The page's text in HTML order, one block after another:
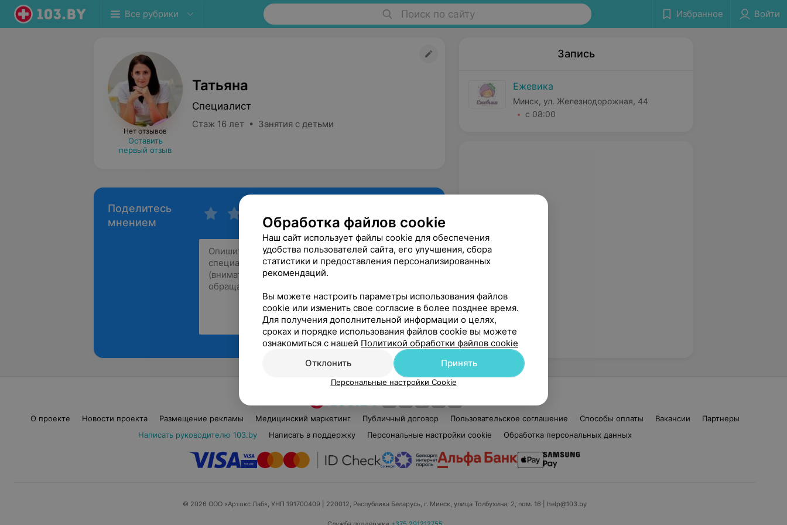
Все рубрики Поиск по сайту Избранное Войти
Нет отзывов
Оставить
первый отзыв
Татьяна
Специалист
Стаж 16 лет • Занятия с детьми
Поделитесь
мнением
Рекомендую
Запись
Ежевика
Минск, ул. Железнодорожная, 44
с 08:00
О проекте Новости проекта Размещение рекламы Медицинский маркетинг Публичный договор Пользовательское соглашение Способы оплаты Вакансии
Партнеры
Написать руководителю 103.by
Написать в поддержку Персональные настройки cookie Обработка персональных данных
© 2026 ООО «Артокс Лаб», УНП 191700409 | 220012, Республика Беларусь, г. Минск, улица Толбухина, 2, пом. 16 | help@103.by
Обработка файлов cookie
Наш сайт использует файлы cookie для обеспечения
удобства пользователей сайта, его улучшения, сбора
статистики и предоставления персонализированных
рекомендаций.
Вы можете настроить параметры использования файлов
cookie или изменить свое согласие в более позднее время.
Для получения дополнительной информации о целях,
сроках и порядке использования файлов cookie вы можете
ознакомиться с нашей Политикой обработки файлов cookie
Отклонить
Принять
Персональные настройки Cookie